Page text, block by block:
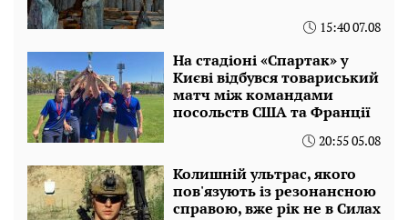
15:40 07.08
На стадіоні «Спартак» у
Києві відбувся товариський
матч між командами
посольств США та Франції
20:55 05.08
Колишній ультрас, якого
пов'язують із резонансною
справою, вже рік не в Силах